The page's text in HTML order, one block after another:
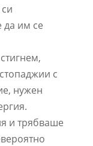
им се
с
нужен
и трябваше